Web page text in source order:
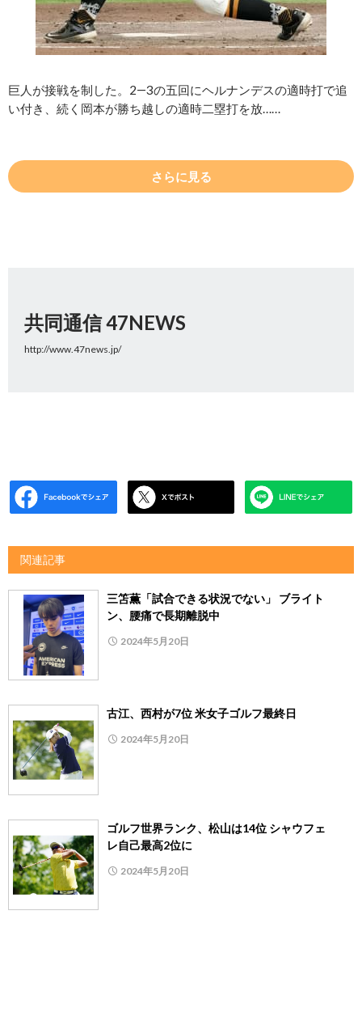
巨人が接戦を制した。2―3の五回にヘルナンデスの適時打で追
い付き、続く岡本が勝ち越しの適時二塁打を放……
さらに見る
共同通信 47NEWS
http://www.47news.jp/
関連記事
三笘薫「試合できる状況でない」 ブライト
ン、腰痛で長期離脱中
2024年5月20日
古江、西村が7位 米女子ゴルフ最終日
2024年5月20日
ゴルフ世界ランク、松山は14位 シャウフェ
レ自己最高2位に
2024年5月20日